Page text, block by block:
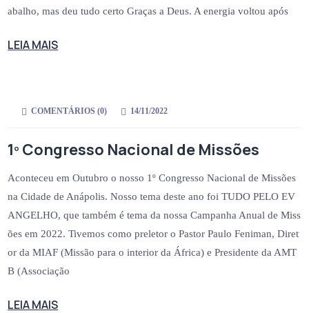
abalho, mas deu tudo certo Graças a Deus. A energia voltou após
LEIA MAIS
COMENTÁRIOS (0) 14/11/2022
1º Congresso Nacional de Missões
Aconteceu em Outubro o nosso 1º Congresso Nacional de Missões
na Cidade de Anápolis. Nosso tema deste ano foi TUDO PELO EV
ANGELHO, que também é tema da nossa Campanha Anual de Miss
ões em 2022. Tivemos como preletor o Pastor Paulo Feniman, Diret
or da MIAF (Missão para o interior da África) e Presidente da AMT
B (Associação
LEIA MAIS